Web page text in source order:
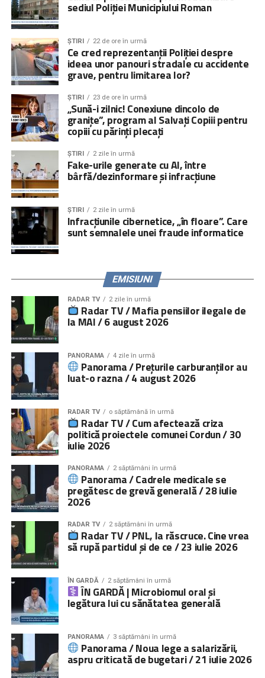
Peste 18.000 de copii şi 12.000 de adulți
grija cărora au rămas sau părinți, au beneficiat până acum
de servicii de intervenție directă (consiliere psihologică şi
socială, activități de suport școlar şi activități de
socializare pentru copii; educație parentală, consiliere
socială şi îndrumare juridică pentru adulți).
Peste000 de persoane, părinți, copii și specialiști, au
fost informate cu privire la impactul negativ pe care
plecarea părinților îl are asupra copiilor rămași acasă şi la
obligațiile ce le revin părinților la părăsirea țării prin
activități directe, iar peste5.000.000 de persoane
campanii media și online.
Serviciile de consiliere psihologică și juridică pot fi
accesate prin linia telefonică021.224.24.52
platforma
www.copiisinguriacasa.ro.
Comunicat „Salvați Copiii” România
sediul Poliției Municipiului Roman
ȘTIRI 22 de ore în urmă
Ce cred reprezentanții Poliției despre
ideea unor panouri stradale cu accidente
grave, pentru limitarea lor?
ȘTIRI 23 de ore în urmă
„Sună-i zilnic! Conexiune dincolo de
granițe”, program al Salvați Copiii pentru
copiii cu părinți plecați
ȘTIRI 2 zile în urmă
Fake-urile generate cu AI, între
bârfă/dezinformare și infracțiune
ȘTIRI 2 zile în urmă
Infracțiunile cibernetice, „în floare”. Care
sunt semnalele unei fraude informatice
EMISIUNI
RADAR TV 2 zile în urmă
Radar TV / Mafia pensiilor ilegale de
la MAI / 6 august 2026
PANORAMA 4 zile în urmă
Panorama / Prețurile carburanților au
luat-o razna / 4 august 2026
RADAR TV o săptămână în urmă
Radar TV / Cum afectează criza
politică proiectele comunei Cordun / 30
iulie 2026
PANORAMA 2 săptămâni în urmă
Panorama / Cadrele medicale se
pregătesc de grevă generală / 28 iulie
2026
RADAR TV 2 săptămâni în urmă
Radar TV / PNL, la răscruce. Cine vrea
să rupă partidul și de ce / 23 iulie 2026
ÎN GARDĂ 2 săptămâni în urmă
ÎN GARDĂ | Microbiomul oral și
legătura lui cu sănătatea generală
PANORAMA 3 săptămâni în urmă
Panorama / Noua lege a salarizării,
aspru criticată de bugetari / 21 iulie 2026